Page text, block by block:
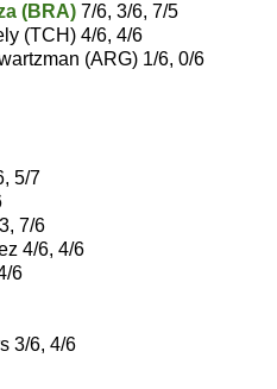
(BRA) 7/6, 3/6, 7/5
(TCH) 4/6, 4/6
(ARG) 1/6, 0/6
5/7
7/6
4/6, 4/6
6
3/6, 4/6